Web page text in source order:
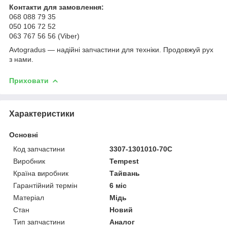
Контакти для замовлення:
068 088 79 35
050 106 72 52
063 767 56 56 (Viber)
Avtogradus — надійні запчастини для техніки. Продовжуй рух
з нами.
Приховати
Характеристики
Основні
Код запчастини
3307-1301010-70С
Виробник
Tempest
Країна виробник
Тайвань
Гарантійний термін
6 міс
Матеріал
Мідь
Стан
Новий
Тип запчастини
Аналог